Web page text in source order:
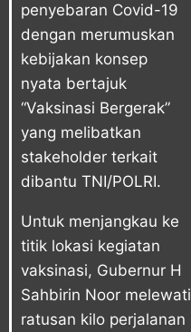
penyebaran Covid-19
dengan merumuskan
kebijakan konsep
nyata bertajuk
“Vaksinasi Bergerak”
yang melibatkan
stakeholder terkait
dibantu TNI/POLRI.
Untuk menjangkau ke
titik lokasi kegiatan
vaksinasi, Gubernur H
Sahbirin Noor melewati
ratusan kilo perjalanan